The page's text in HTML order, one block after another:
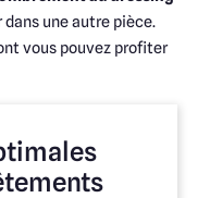
une autre pièce.
vous pouvez profiter